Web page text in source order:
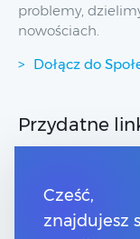
problemy,
nowościach.
Dołącz do
Przydatne
Strony dla
Strony dla
Pomoc
Cześć,
znajdujesz